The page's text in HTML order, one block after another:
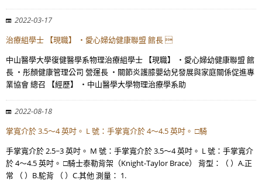
2022-03-17
治療組學士 【現職】 ・愛心婦幼健康聯盟 館長 
中山醫學大學復健醫學系物理治療組學士 【現職】 ・愛心婦幼健康聯盟 館
長 ・彤顏健康管理公司 營運長 ・關節炎護膝嬰幼兒發展與家庭關係促進專
業協會 總召 【經歷】 ・中山醫學大學物理治療學系助
2022-08-18
掌寬介於 3.5～4 英吋。 L 號：手掌寬介於 4～4.5 英吋。 □騎
手掌寬介於 2.5~3 英吋。 M 號：手掌寬介於 3.5～4 英吋。 L 號：手掌寬介
於 4～4.5 英吋。 □騎士泰勒背架（Knight-Taylor Brace） 背型：（ ）A.正
常 （ ）B.駝背 （ ）C.其他 測量： 1.